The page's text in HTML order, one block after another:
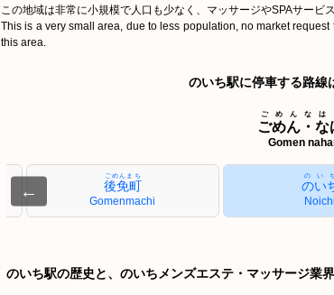
この地域は非常に小規模で人口も少なく、マッサージやSPAサービ
This is a very small area, due to less population, no market
this area.
のいち駅に停車する路線
ごめん・な
ごめんなは
Gomen
← 後免町
ごめんまち
Gomenmachi
のい
のいち
Noichi
のいち駅の歴史と、のいちメンズエステ・マッサージ業